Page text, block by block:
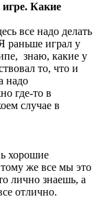
Какие
все надо делать
раньше играл у
знаю, какие у
то, что и
надо
где-то в
случае в
хорошие
же все мы это
лично знаешь, а
отлично.